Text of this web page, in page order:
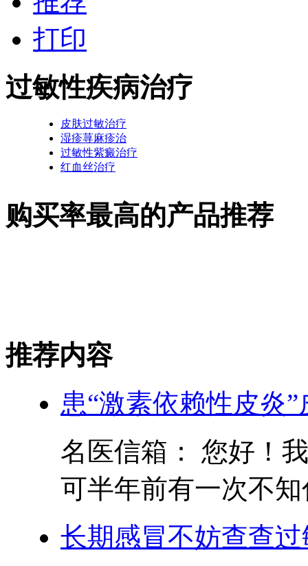
打印
过敏性疾病治疗
皮肤过敏治疗
湿疹荨麻疹治
过敏性紫癜治疗
红血丝治疗
购买率最高的产品推荐
推荐内容
患“激素依赖性皮炎
名医信箱： 您好！
可半年前有一次不
长期感冒不妨查查